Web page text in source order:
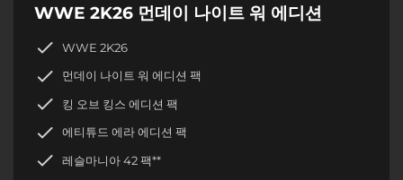
WWE 2K26 먼데이 나이트 워 에디션
WWE 2K26
먼데이 나이트 워 에디션 팩
킹 오브 킹스 에디션 팩
에티튜드 에라 에디션 팩
레슬마니아 42 팩**